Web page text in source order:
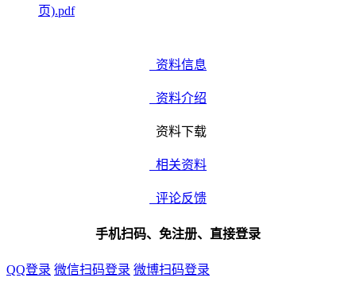
页).pdf
资料信息
资料介绍
资料下载
相关资料
评论反馈
手机扫码、免注册、直接登录
QQ登录 微信扫码登录 微博扫码登录